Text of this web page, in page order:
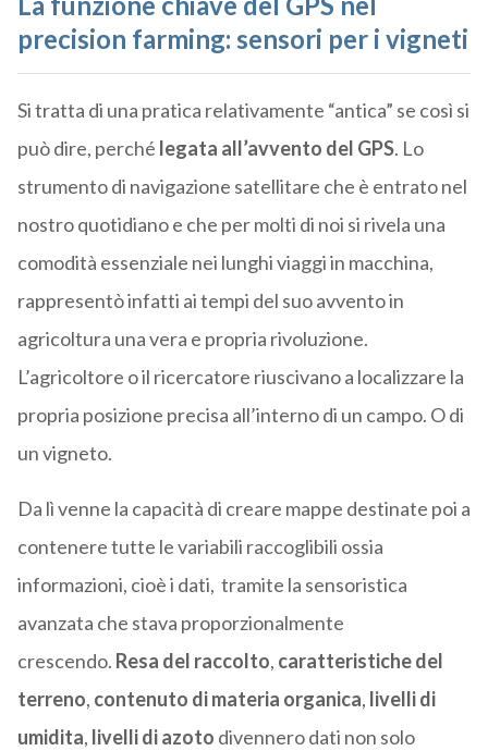
precision farming: sensori per i vigneti
Si tratta di una pratica relativamente “antica” se così si
può dire, perché legata all’avvento del GPS. Lo
strumento di navigazione satellitare che è entrato nel
nostro quotidiano e che per molti di noi si rivela una
comodità essenziale nei lunghi viaggi in macchina,
rappresentò infatti ai tempi del suo avvento in
agricoltura una vera e propria rivoluzione.
L’agricoltore o il ricercatore riuscivano a localizzare la
propria posizione precisa all’interno di un campo. O di
un vigneto.
Da lì venne la capacità di creare mappe destinate poi a
contenere tutte le variabili raccoglibili ossia
informazioni, cioè i dati, tramite la sensoristica
avanzata che stava proporzionalmente
crescendo. Resa del raccolto, caratteristiche del
terreno, contenuto di materia organica, livelli di
umidita, livelli di azoto divennero dati non solo